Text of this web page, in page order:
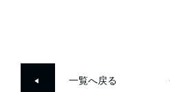
一覧へ戻る